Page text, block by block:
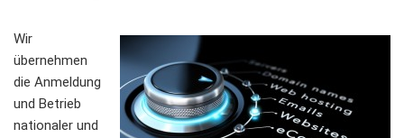
Wir
übernehmen
die Anmeldung
und Betrieb
nationaler und